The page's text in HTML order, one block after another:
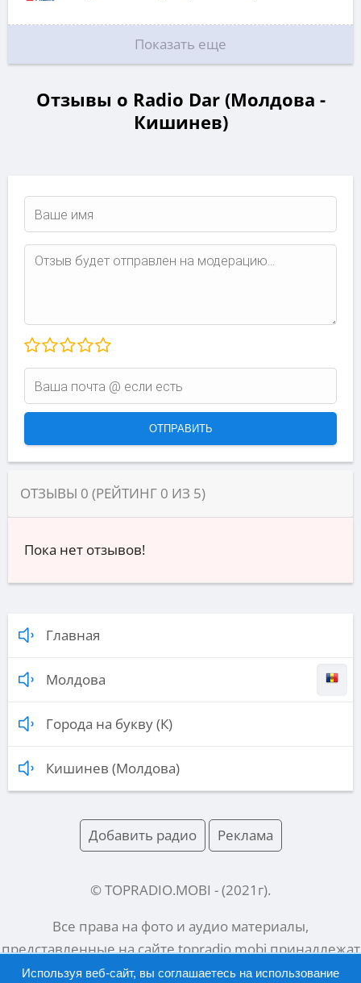
Показать еще
Отзывы о Radio Dar (Молдова -
Кишинев)
ОТЗЫВЫ 0 (РЕЙТИНГ 0 ИЗ 5)
Пока нет отзывов!
Главная
Молдова
Города на букву (К)
Кишинев (Молдова)
Добавить радио Реклама
© TOPRADIO.MOBI - (2021 г).
Все права на фото и аудио материалы,
представленные на сайтеtopradio.mobiпринадлежат
их законным владельцам.
Используя веб-сайт, вы соглашаетесь на использование